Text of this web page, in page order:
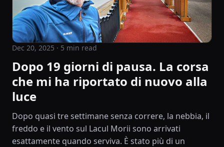
Dec 20, 2025 · 5 min read
Dopo 19 giorni di pausa. La corsa
che mi ha riportato di nuovo alla
luce
Dopo quasi tre settimane senza correre, la nebbia, il
freddo e il vento sul Lacul Morii sono arrivati
esattamente quando serviva. È stato più di un